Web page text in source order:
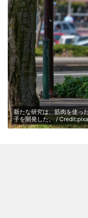
新たな研究は、筋肉を使っ
子を開発した。 /